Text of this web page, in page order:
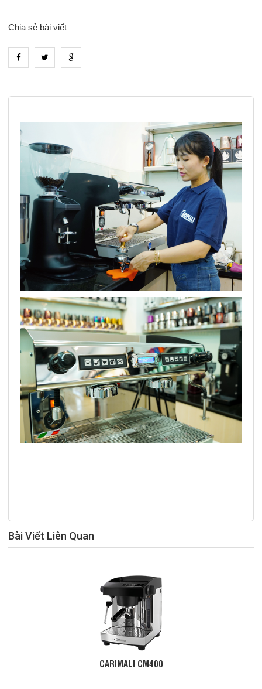
Chia sẻ bài viết
Bài Viết Liên Quan
CARIMALI CM400